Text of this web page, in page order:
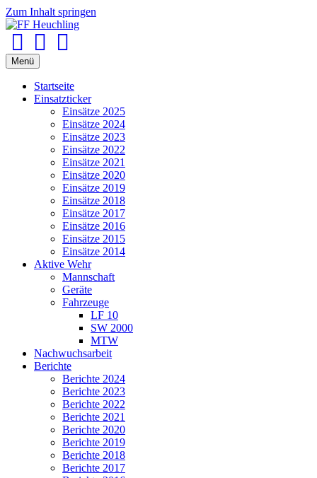
Zum Inhalt springen
Menü
Startseite
Einsatzticker
Einsätze 2025
Einsätze 2024
Einsätze 2023
Einsätze 2022
Einsätze 2021
Einsätze 2020
Einsätze 2019
Einsätze 2018
Einsätze 2017
Einsätze 2016
Einsätze 2015
Einsätze 2014
Aktive Wehr
Mannschaft
Geräte
Fahrzeuge
LF 10
SW 2000
MTW
Nachwuchsarbeit
Berichte
Berichte 2024
Berichte 2023
Berichte 2022
Berichte 2021
Berichte 2020
Berichte 2019
Berichte 2018
Berichte 2017